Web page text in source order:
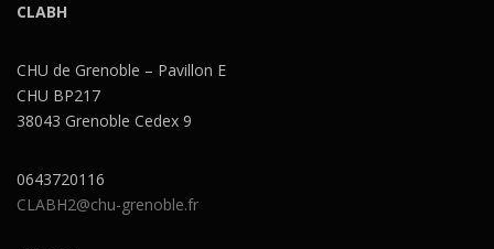
CLABH
CHU de Grenoble – Pavillon E
CHU BP217
38043 Grenoble Cedex 9
0643720116
CLABH2@chu-grenoble.fr